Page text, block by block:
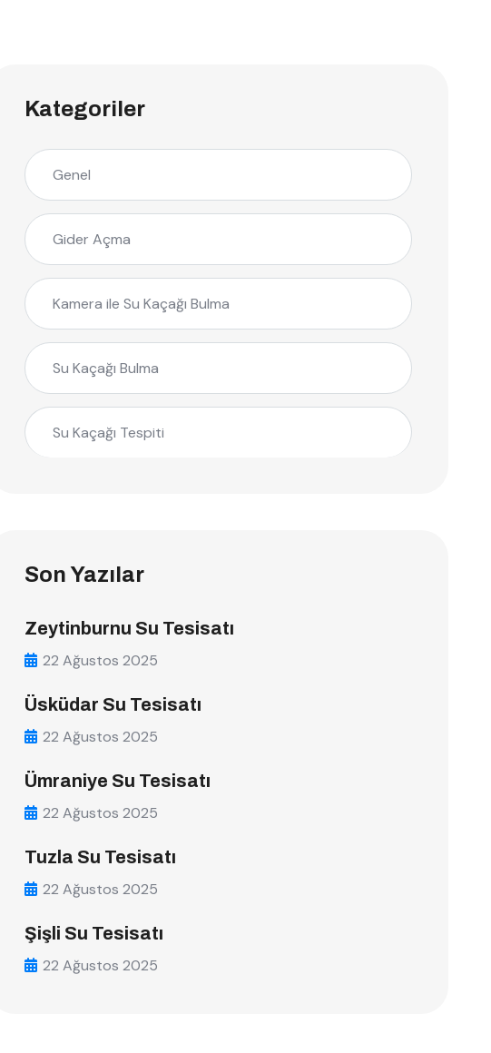
Kategoriler
Genel
Gider Açma
Kamera ile Su Kaçağı Bulma
Su Kaçağı Bulma
Su Kaçağı Tespiti
Son Yazılar
Zeytinburnu Su Tesisatı
22 Ağustos 2025
Üsküdar Su Tesisatı
22 Ağustos 2025
Ümraniye Su Tesisatı
22 Ağustos 2025
Tuzla Su Tesisatı
22 Ağustos 2025
Şişli Su Tesisatı
22 Ağustos 2025